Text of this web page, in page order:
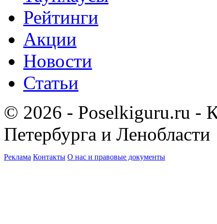
Рейтинги
Акции
Новости
Статьи
© 2026 - Poselkiguru.ru -
Петербурга и Ленобласти
Реклама Контакты О нас и правовые документы